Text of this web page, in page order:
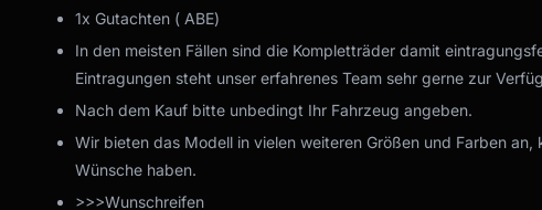
1x Gutachten ( ABE)
In den meisten Fällen sind die Kompletträder damit
Eintragungen steht unser erfahrenes Team sehr gerne zur
Nach dem Kauf bitte unbedingt Ihr Fahrzeug angeben.
Wir bieten das Modell in vielen weiteren Größen und Farben
Wünsche haben.
>>>Wunschreifen